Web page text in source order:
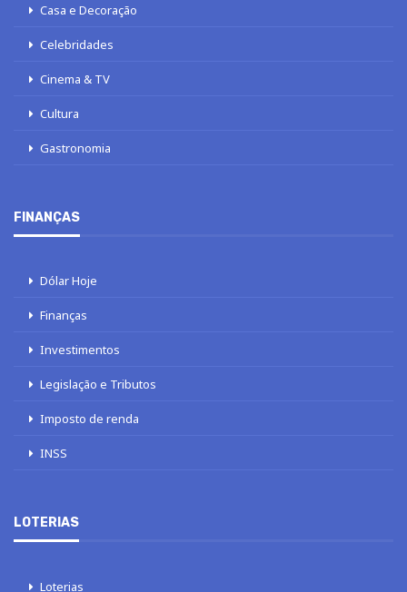
Casa e Decoração
Celebridades
Cinema & TV
Cultura
Gastronomia
FINANÇAS
Dólar Hoje
Finanças
Investimentos
Legislação e Tributos
Imposto de renda
INSS
LOTERIAS
Loterias